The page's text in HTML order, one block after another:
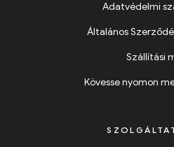
Adatvédelmi
Általános
Szállítási
Kövesse nyomon